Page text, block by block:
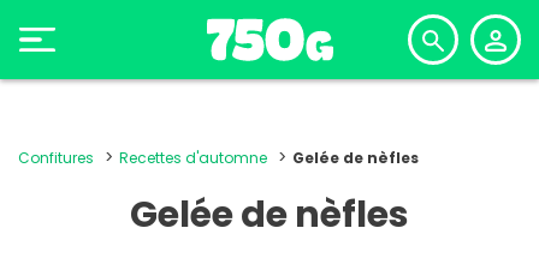
Confitures Recettes d'automne Gelée de nèfles
Gelée de nèfles